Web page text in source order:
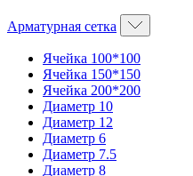
Арматурная сетка
Ячейка 100*100
Ячейка 150*150
Ячейка 200*200
Диаметр 10
Диаметр 12
Диаметр 6
Диаметр 7.5
Диаметр 8